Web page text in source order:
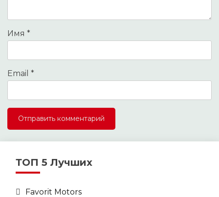
Имя *
Email *
ТОП 5 Лучших
Favorit Motors